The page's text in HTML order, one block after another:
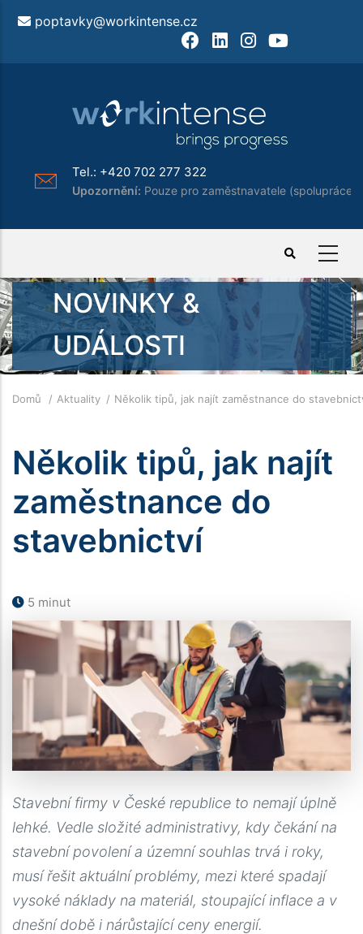
poptavky@workintense.cz
FacebookLinkedInInstagram
Tel.:+420 702 277 322
Upozornění:Pouze pro zaměstnavatele (spolupráce)
NOVINKY &
UDÁLOSTI
Drobečková
Domů Aktuality Několik tipů, jak najít zaměstnance do
Několik tipů, jak najít
zaměstnance do
stavebnictví
5 minut
Stavební firmy v České republice to nemají úplně
lehké. Vedle složité administrativy, kdy čekání na
stavební povolení a územní souhlas trvá i roky,
musí řešit aktuální problémy, mezi které spadají
vysoké náklady na materiál, stoupající inflace a v
dnešní době i nárůstající ceny energií.